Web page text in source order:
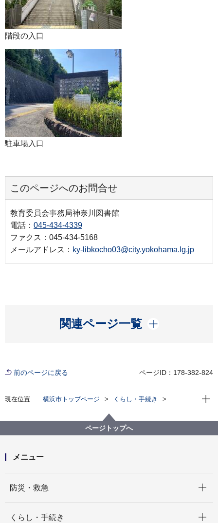
階段の入口
駐車場入口
このページへのお問合せ
教育委員会事務局神奈川図書館
電話： 045-434-4339
ファクス：045-434-5168
メールアドレス： ky-libkocho03@city.yokohama.lg.jp
関連ページ一覧
開く
前のページに戻る ページID：178-382-824
現在位置 横浜市トップページ
くらし・手続き
くわしい道順
現在
ページトップへ
メニュー
防災・救急
くらし・手続き